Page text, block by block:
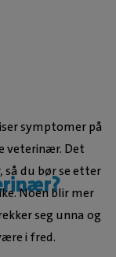
symptomer på
veterinær. Det
du bør se etter
Noen blir mer
seg unna og
i fred.